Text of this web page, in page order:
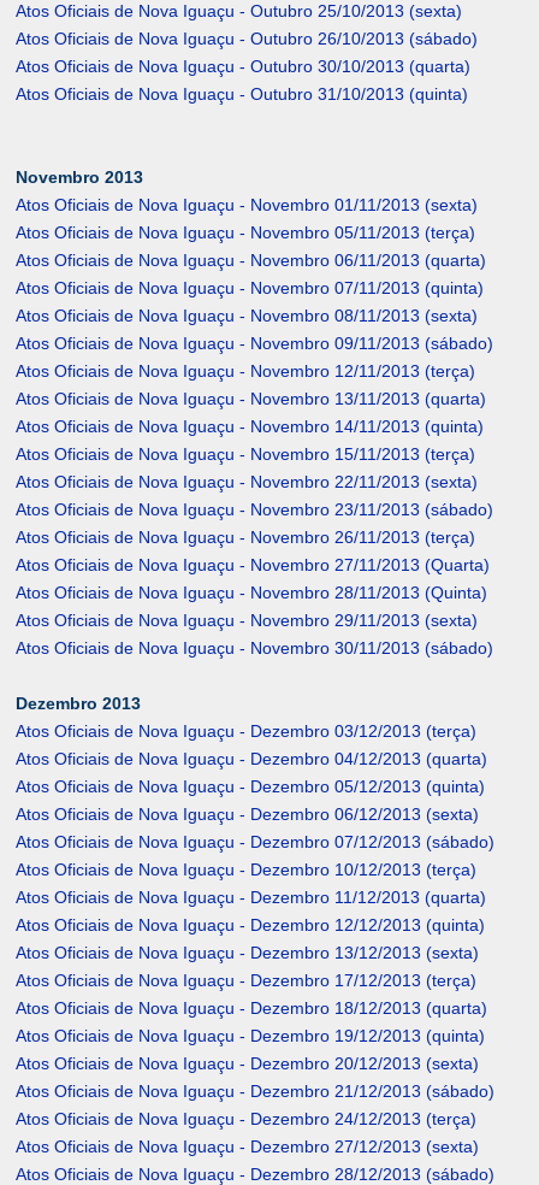
Atos Oficiais de Nova Iguaçu - Outubro 25/10/2013 (sexta)
Atos Oficiais de Nova Iguaçu - Outubro 26/10/2013 (sábado)
Atos Oficiais de Nova Iguaçu - Outubro 30/10/2013 (quarta)
Atos Oficiais de Nova Iguaçu - Outubro 31/10/2013 (quinta)
Novembro 2013
Atos Oficiais de Nova Iguaçu - Novembro 01/11/2013 (sexta)
Atos Oficiais de Nova Iguaçu - Novembro 05/11/2013 (terça)
Atos Oficiais de Nova Iguaçu - Novembro 06/11/2013 (quarta)
Atos Oficiais de Nova Iguaçu - Novembro 07/11/2013 (quinta)
Atos Oficiais de Nova Iguaçu - Novembro 08/11/2013 (sexta)
Atos Oficiais de Nova Iguaçu - Novembro 09/11/2013 (sábado)
Atos Oficiais de Nova Iguaçu - Novembro 12/11/2013 (terça)
Atos Oficiais de Nova Iguaçu - Novembro 13/11/2013 (quarta)
Atos Oficiais de Nova Iguaçu - Novembro 14/11/2013 (quinta)
Atos Oficiais de Nova Iguaçu - Novembro 15/11/2013 (terça)
Atos Oficiais de Nova Iguaçu - Novembro 22/11/2013 (sexta)
Atos Oficiais de Nova Iguaçu - Novembro 23/11/2013 (sábado)
Atos Oficiais de Nova Iguaçu - Novembro 26/11/2013 (terça)
Atos Oficiais de Nova Iguaçu - Novembro 27/11/2013 (Quarta)
Atos Oficiais de Nova Iguaçu - Novembro 28/11/2013 (Quinta)
Atos Oficiais de Nova Iguaçu - Novembro 29/11/2013 (sexta)
Atos Oficiais de Nova Iguaçu - Novembro 30/11/2013 (sábado)
Dezembro 2013
Atos Oficiais de Nova Iguaçu - Dezembro 03/12/2013 (terça)
Atos Oficiais de Nova Iguaçu - Dezembro 04/12/2013 (quarta)
Atos Oficiais de Nova Iguaçu - Dezembro 05/12/2013 (quinta)
Atos Oficiais de Nova Iguaçu - Dezembro 06/12/2013 (sexta)
Atos Oficiais de Nova Iguaçu - Dezembro 07/12/2013 (sábado)
Atos Oficiais de Nova Iguaçu - Dezembro 10/12/2013 (terça)
Atos Oficiais de Nova Iguaçu - Dezembro 11/12/2013 (quarta)
Atos Oficiais de Nova Iguaçu - Dezembro 12/12/2013 (quinta)
Atos Oficiais de Nova Iguaçu - Dezembro 13/12/2013 (sexta)
Atos Oficiais de Nova Iguaçu - Dezembro 17/12/2013 (terça)
Atos Oficiais de Nova Iguaçu - Dezembro 18/12/2013 (quarta)
Atos Oficiais de Nova Iguaçu - Dezembro 19/12/2013 (quinta)
Atos Oficiais de Nova Iguaçu - Dezembro 20/12/2013 (sexta)
Atos Oficiais de Nova Iguaçu - Dezembro 21/12/2013 (sábado)
Atos Oficiais de Nova Iguaçu - Dezembro 24/12/2013 (terça)
Atos Oficiais de Nova Iguaçu - Dezembro 27/12/2013 (sexta)
Atos Oficiais de Nova Iguaçu - Dezembro 28/12/2013 (sábado)